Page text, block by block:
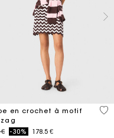
5 Customer Rating
en crochet à motif
reduced from
€to-30% 178.5 €
4,3